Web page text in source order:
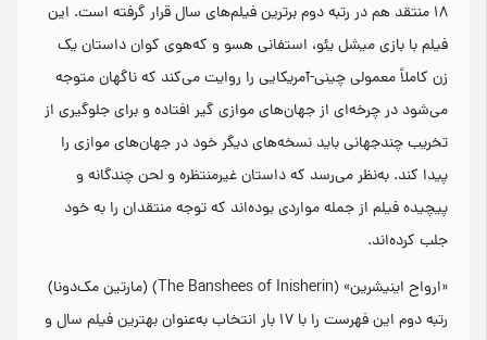
۱۸ منتقد هم در رتبه دوم برترین فیلم‌های سال قرار گرفته است. این
فیلم با بازی میشل یئو، استفانی هسو و که‌هوی کوان داستان یک
زن کاملاً معمولی چینی-آمریکایی را روایت می‌کند که ناگهان متوجه
می‌شود در چرخه‌ای از جهان‌های موازی گیر افتاده و برای جلوگیری از
تخریب چندجهانی باید نسخه‌های دیگر خود در جهان‌های موازی را
پیدا کند. به‌نظر می‌رسد که داستان غیرمنتظره و لحن چندگانه و
پیچیده فیلم از جمله مواردی بوده‌اند که توجه منتقدان را به خود
جلب کرده‌اند.
«ارواح اینیشرین» (The Banshees of Inisherin) (مارتین مک‌دونا)
رتبه دوم این فهرست را با ۱۷ بار انتخاب به‌عنوان بهترین فیلم سال و